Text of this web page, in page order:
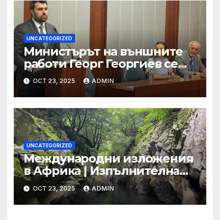
UNCATEGORIZED
Министърът на външните
работи Георг Георгиев се
срещна с младежи по
повод 80-годишнината от
подписването на Устава на
ООН
OCT 23, 2025 ADMIN
UNCATEGORIZED
Международни изложения
в Африка | Изпълнителна
агенция за насърчаване на
малките и средните
предприятия
OCT 23, 2025 ADMIN